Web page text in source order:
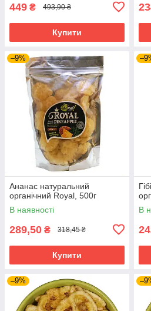
449 ₴ 493,90 ₴
Купити
–9%
Ананас натуральний
органічний Royal, 500г
В наявності
289,50 ₴ 318,45 ₴
Купити
В
–9%